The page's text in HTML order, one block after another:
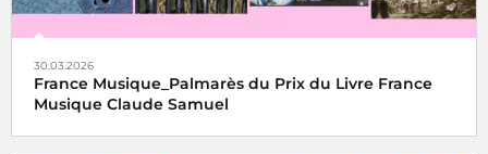
30.03.2026
France Musique_Palmarès du Prix du Livre France
Musique Claude Samuel